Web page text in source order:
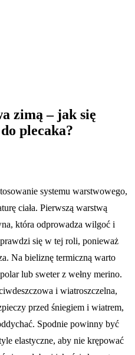
zimą – jak się
plecaka?
systemu warstwowego,
ciała. Pierwszą warstwą
która odprowadza wilgoć i
się w tej roli, ponieważ
Na bieliznę termiczną warto
lub sweter z wełny merino.
i wiatroszczelna,
przed śniegiem i wiatrem,
Spodnie powinny być
elastyczne, aby nie krępować